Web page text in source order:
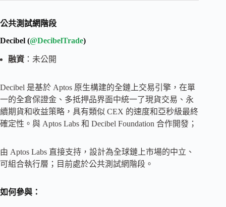
公共測試網階段
Decibel (@DecibelTrade)
融資 ：未公開
Decibel 是基於 Aptos 原生構建的全鏈上交易引擎，在單
一的全倉保證金、多抵押品界面中統一了現貨交易、永
續期貨和收益策略，具有類似 CEX 的速度和亞秒級最終
確定性。與 Aptos Labs 和 Decibel Foundation 合作開發；
由 Aptos Labs 直接支持，設計為全球鏈上市場的中立、
可組合執行層；目前處於公共測試網階段。
如何參與：